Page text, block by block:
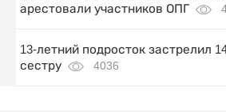
арестовали участников ОПГ
13-летний подросток застрелил
сестру
4036